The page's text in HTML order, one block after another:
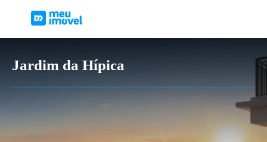
Jardim da Hípica